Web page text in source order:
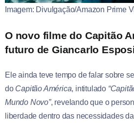
Imagem: Divulgação/Amazon Prime
O novo filme do Capitão
futuro de Giancarlo
Ele ainda teve tempo de falar sobre
do Capitão América, intitulado
Mundo Novo”, revelando que o
liberdade dentro das necessidades